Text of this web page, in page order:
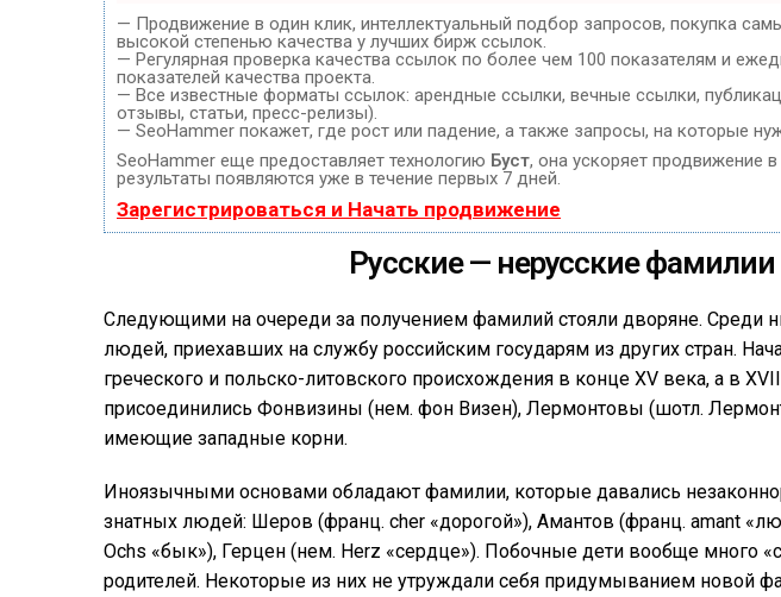
— Продвижение в один клик, интеллектуальный подбор запросов, покупка
высокой степенью качества у лучших бирж ссылок.
— Регулярная проверка качества ссылок по более чем 100 показателям и
показателей качества проекта.
— Все известные форматы ссылок: арендные ссылки, вечные ссылки,
отзывы, статьи, пресс-релизы).
— SeoHammer покажет, где рост или падение, а также запросы, на которые
SeoHammer еще предоставляет технологию Буст, она ускоряет продвижение
результаты появляются уже в течение первых 7 дней.
Зарегистрироваться и Начать продвижение
Русские — нерусские фамилии
Следующими на очереди за получением фамилий стояли дворяне. Среди
людей, приехавших на службу российским государям из других стран.
греческого и польско-литовского происхождения в конце XV века, а в
присоединились Фонвизины (нем. фон Визен), Лермонтовы (шотл.
имеющие западные корни.
Иноязычными основами обладают фамилии, которые давались
знатных людей: Шеров (франц. cher «дорогой»), Амантов (франц. amant
Ochs «бык»), Герцен (нем. Herz «сердце»). Побочные дети вообще много
родителей. Некоторые из них не утруждали себя придумыванием новой